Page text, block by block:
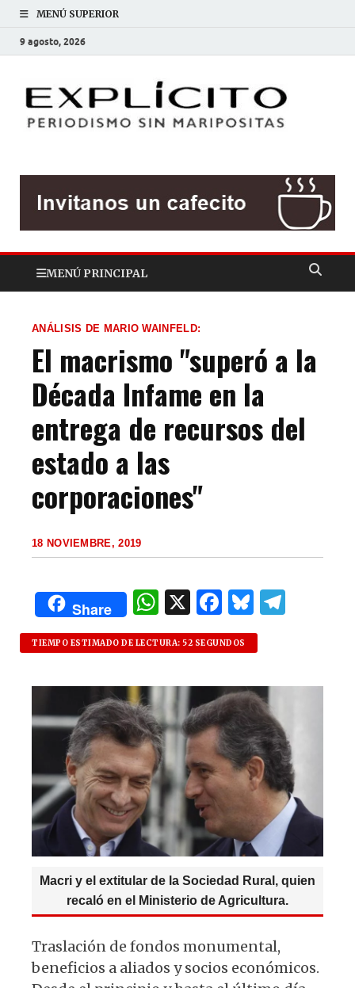
MENÚ SUPERIOR
9 agosto, 2026
MENÚ PRINCIPAL
ANÁLISIS DE MARIO WAINFELD:
El macrismo "superó a la
Década Infame en la
entrega de recursos del
estado a las
corporaciones"
18 NOVIEMBRE, 2019
Share
W
h
at
s
A
p
p
X F
a
c
e
b
o
o
k
B
lu
es
k
y
g
m
TIEMPO ESTIMADO DE LECTURA: 52 SEGUNDOS
Macri y el extitular de la Sociedad Rural, quien
recaló en el Ministerio de Agricultura.
Traslación de fondos monumental,
beneficios a aliados y socios económicos.